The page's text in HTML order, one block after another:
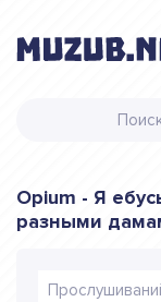
Opium - Я
разными